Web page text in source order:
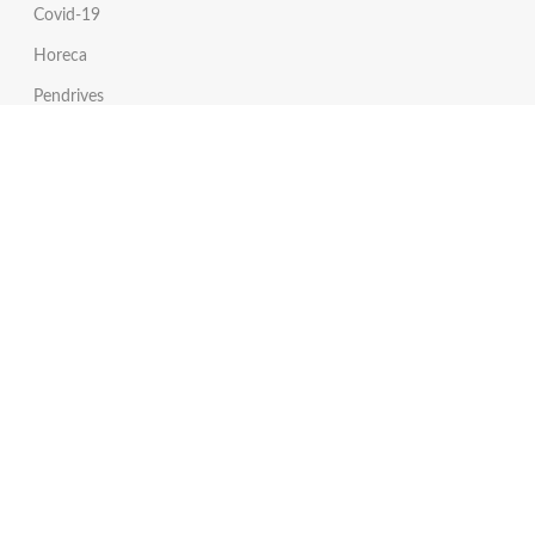
Covid-19
Horeca
Pendrives